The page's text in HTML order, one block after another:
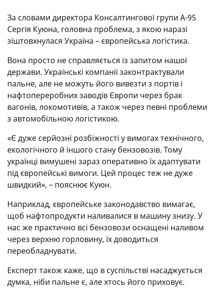
За словами директора Консалтингової групи А-95
Сергія Куюна, головна проблема, з якою наразі
зіштовхнулася Україна – європейська логістика.
Вона просто не справляється із запитом нашої
держави. Українські компанії законтрактували
пальне, але не можуть його вивезти з портів і
нафтопереробних заводів Європи через брак
вагонів, локомотивів, а також через певні проблеми
з автомобільною логістикою.
«Є дуже серйозні розбіжності у вимогах технічного,
екологічного й іншого стану бензовозів. Тому
українці вимушені зараз оперативно їх адаптувати
під європейські вимоги. Цей процес теж не дуже
швидкий», – пояснює Куюн.
Наприклад, європейське законодавство вимагає,
щоб нафтопродукти наливалися в машину знизу. У
нас же практично всі бензовози оснащені наливом
через верхню горловину, їх доводиться
переобладнувати.
Експерт також каже, що в суспільстві насаджується
думка, ніби пальне є, але хтось його приховує.